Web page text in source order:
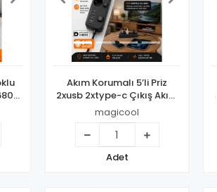
2
Akım Korumalı 5’li Priz
2xusb 2xtype-c Çıkış Akım
Koruma Çoklu Priz
Çoğaltıcı Anahtarlı Ftr-31
Siyah
magicool
Adet